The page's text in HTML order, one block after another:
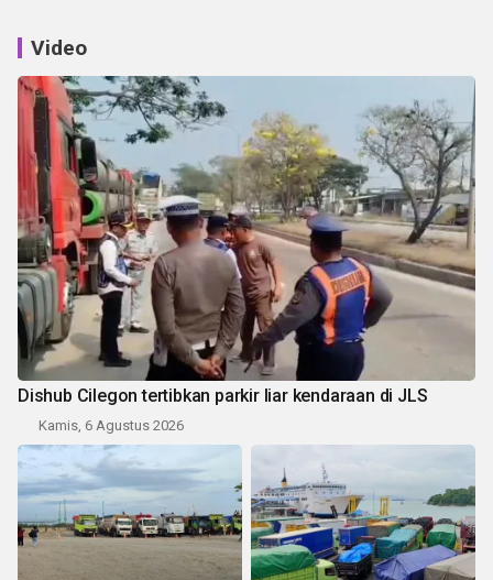
Video
Dishub Cilegon tertibkan parkir liar kendaraan di JLS
Kamis, 6 Agustus 2026